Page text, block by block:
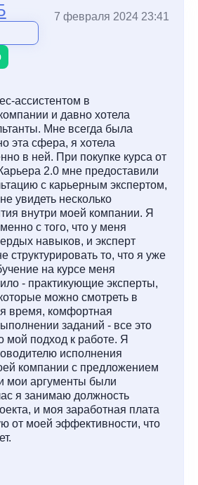
7 февраля 2024 23:41
ассистентом в
и давно хотела
Мне всегда была
эта сфера, я хотела
в ней. При покупке курса от
2.0 мне предоставили
с карьерным экспертом,
увидеть несколько
внутри моей компании. Я
с того, что у меня
навыков, и эксперт
структурировать то, что я уже
на курсе меня
- практикующие эксперты,
можно смотреть в
время, комфортная
заданий - все это
мой подход к работе. Я
исполнения
компании с предложением
мои аргументы были
я занимаю должность
и моя заработная плата
от моей эффективности, что